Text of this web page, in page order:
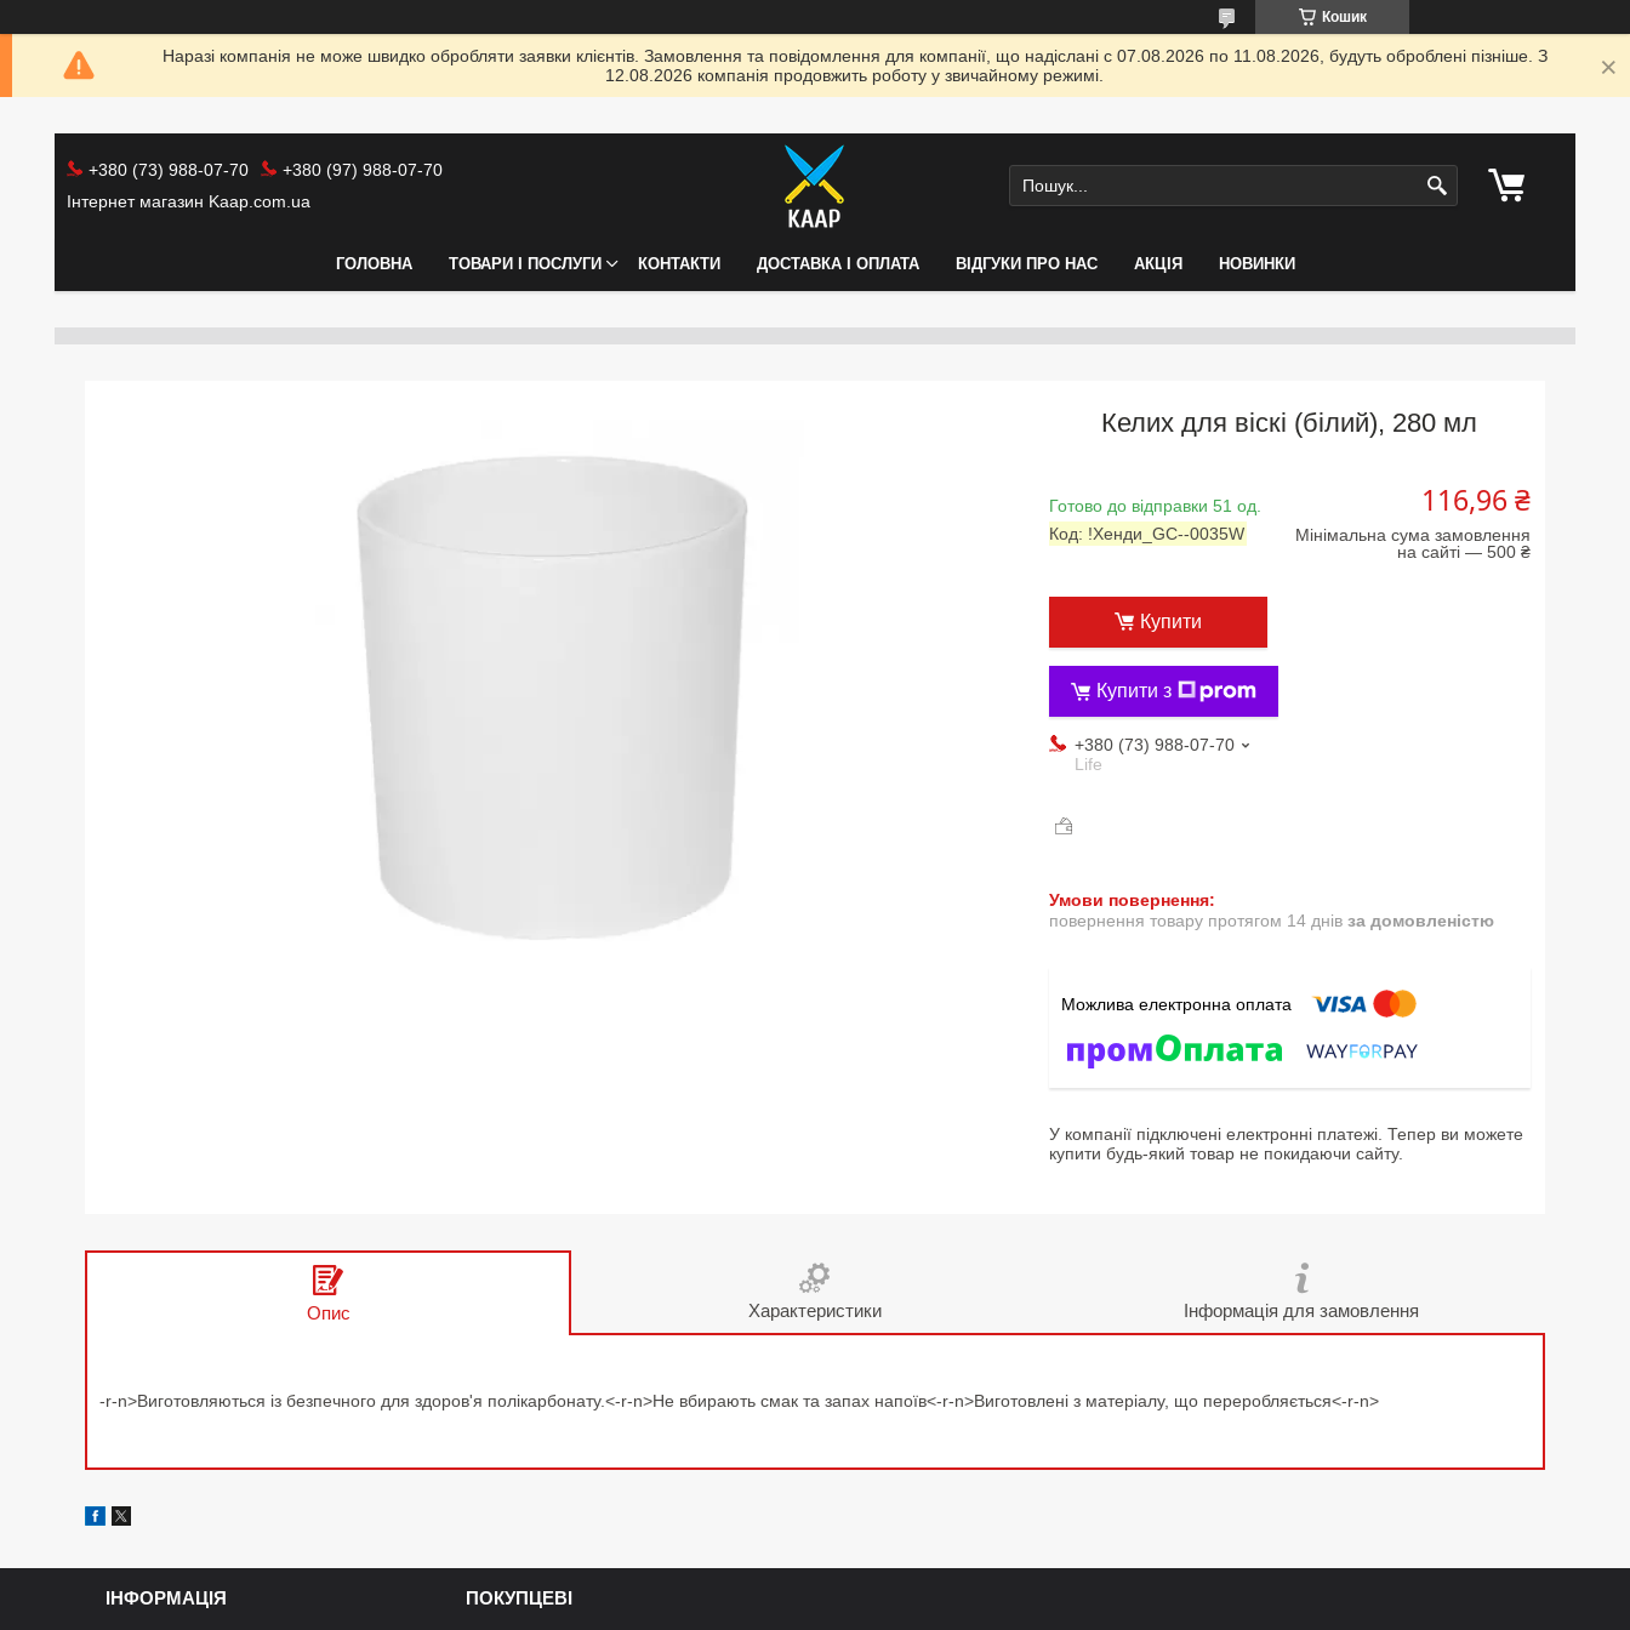
Кошик
Наразі компанія не може швидко обробляти заявки клієнтів. Замовлення та повідомлення для компанії, що надіслані с 07.08.2026 по 11.08.2026, будуть оброблені пізніше. З
12.08.2026 компанія продовжить роботу у звичайному режимі.
+380 (73) 988-07-70
+380 (97) 988-07-70
Інтернет магазин Kaap.com.ua
ГОЛОВНА ТОВАРИ І ПОСЛУГИ КОНТАКТИ ДОСТАВКА І ОПЛАТА ВІДГУКИ ПРО НАС АКЦІЯ НОВИНКИ
Келих для віскі (білий), 280 мл
Готово до відправки 51 од.
Код: !Хенди_GC--0035W
116,96 ₴
Мінімальна сума замовлення
на сайті — 500 ₴
Купити
Купити з
+380 (73) 988-07-70
Life
повернення товару протягом 14 днів за домовленістю
У компанії підключені електронні платежі. Тепер ви можете
купити будь-який товар не покидаючи сайту.
Опис Характеристики Інформація для замовлення
-r-n>Виготовляються із безпечного для здоров'я полікарбонату.<-r-n>Не вбирають смак та запах напоїв<-r-n>Виготовлені з матеріалу, що переробляється<-r-n>
ІНФОРМАЦІЯ ПОКУПЦЕВІ